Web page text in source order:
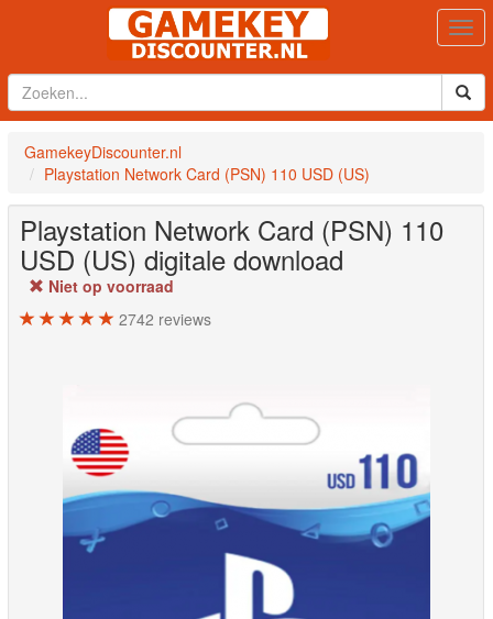
GamekeyDiscounter.nl
Playstation Network Card (PSN) 110 USD (US)
Playstation Network Card (PSN) 110
USD (US) digitale download
Niet op voorraad
2742 reviews